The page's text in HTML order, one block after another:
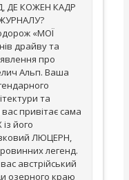
ДЕ КОЖЕН КАДР
«МОЇ
драйву та
про
Альп. Ваша
та
вас привітає сама
його
ЛЮЦЕРН,
легенд.
австрійський
озерного краю